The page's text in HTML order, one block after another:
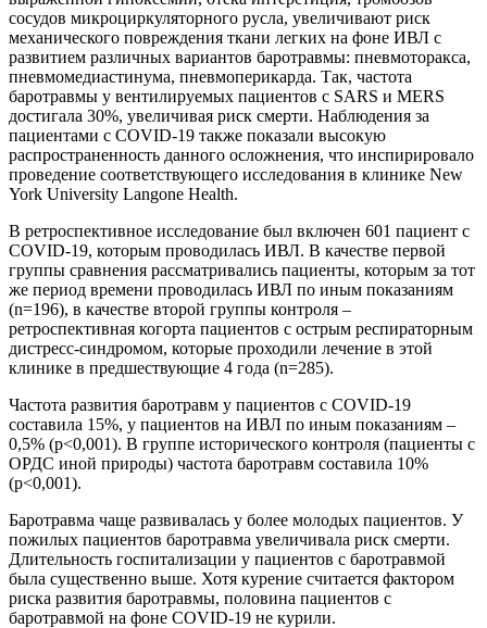
сосудов микроциркуляторного русла, увеличивают риск
механического повреждения ткани легких на фоне ИВЛ с
развитием различных вариантов баротравмы: пневмоторакса,
пневмомедиастинума, пневмоперикарда. Так, частота
баротравмы у вентилируемых пациентов с SARS и MERS
достигала 30%, увеличивая риск смерти. Наблюдения за
пациентами с COVID-19 также показали высокую
распространенность данного осложнения, что инспирировало
проведение соответствующего исследования в клинике New
York University Langone Health.
В ретроспективное исследование был включен 601 пациент с
COVID-19, которым проводилась ИВЛ. В качестве первой
группы сравнения рассматривались пациенты, которым за тот
же период времени проводилась ИВЛ по иным показаниям
(n=196), в качестве второй группы контроля –
ретроспективная когорта пациентов с острым респираторным
дистресс-синдромом, которые проходили лечение в этой
клинике в предшествующие 4 года (n=285).
Частота развития баротравм у пациентов с COVID-19
составила 15%, у пациентов на ИВЛ по иным показаниям –
0,5% (р<0,001). В группе исторического контроля (пациенты с
ОРДС иной природы) частота баротравм составила 10%
(р<0,001).
Баротравма чаще развивалась у более молодых пациентов. У
пожилых пациентов баротравма увеличивала риск смерти.
Длительность госпитализации у пациентов с баротравмой
была существенно выше. Хотя курение считается фактором
риска развития баротравмы, половина пациентов с
баротравмой на фоне COVID-19 не курили.